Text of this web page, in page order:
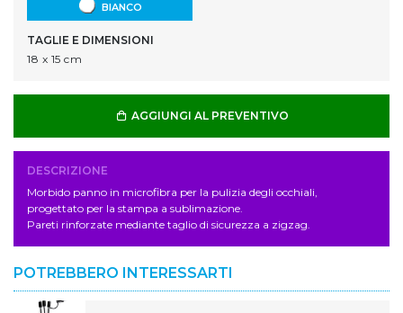
BIANCO
TAGLIE E DIMENSIONI
18 x 15 cm
AGGIUNGI AL PREVENTIVO
DESCRIZIONE
Morbido panno in microfibra per la pulizia degli occhiali,
progettato per la stampa a sublimazione.
Pareti rinforzate mediante taglio di sicurezza a zigzag.
POTREBBERO INTERESSARTI